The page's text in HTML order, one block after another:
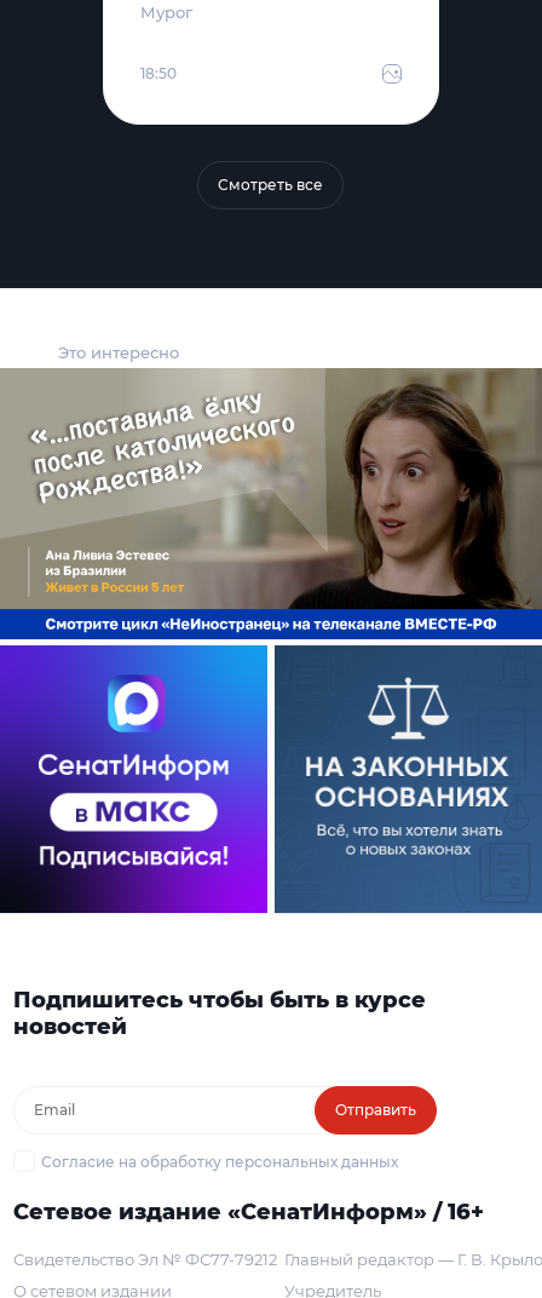
Это интересно
Мурог
18:50
Смотреть все
Подпишитесь чтобы быть в курсе
новостей
Отправить
Согласие на обработку персональных данных
Сетевое издание «СенатИнформ» / 16+
Свидетельство Эл № ФС77-79212
О сетевом издании
Главный редактор — Г. В.
Учредитель